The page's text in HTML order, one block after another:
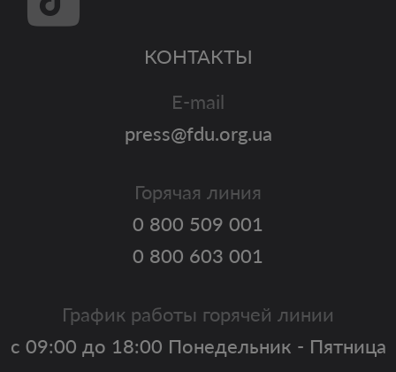
КОНТАКТЫ
E-mail
press@fdu.org.ua
Горячая линия
0 800 509 001
0 800 603 001
График работы горячей линии
с 09:00 до 18:00 Понедельник - Пятница